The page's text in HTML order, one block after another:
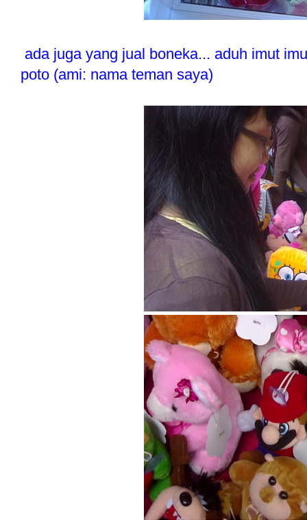
ada juga yang jual boneka... aduh imut
poto (ami: nama teman saya)